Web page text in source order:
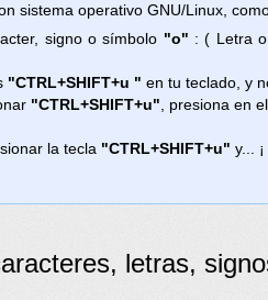
sistema operativo GNU/Linux,
signo o símbolo "o" : ( Letra
"CTRL+SHIFT+u " en tu teclado, y
"CTRL+SHIFT+u" , presiona en
la tecla "CTRL+SHIFT+u" y...
letras,